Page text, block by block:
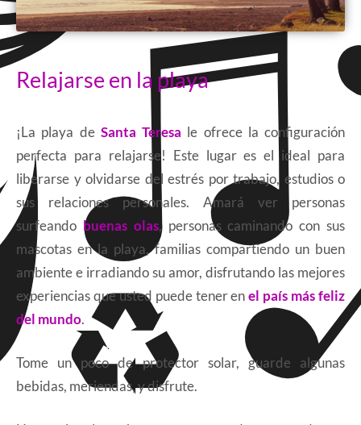
Relajarse en la playa
¡La playa de Santa Teresa le ofrece la configuración
perfecta para relajarse! Este lugar es el ideal para
liberarse y olvidarse del estrés por trabajo, estudios o
sus relaciones personales. Amará ver personas
surfeando buenas olas, personas caminando con sus
mascotas en la playa, familias compartiendo un buen
ambiente e irradiando su amor, disfrutando las mejores
experiencias que usted puede tener enel país más feliz
del mundo.
Tome un poco de protector solar, guarde algunas
bebidas, meriendas, y disfrute.